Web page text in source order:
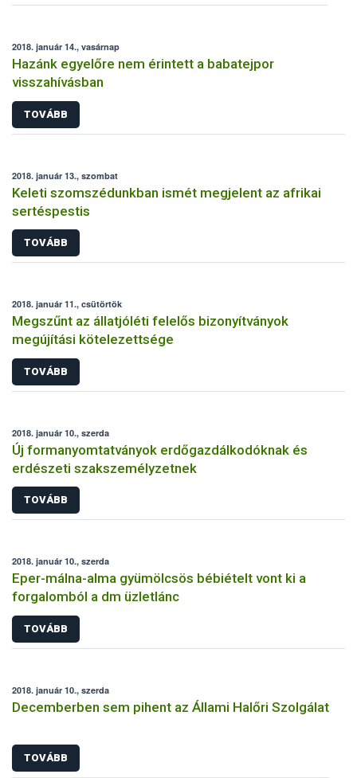
2018. január 14., vasárnap
Hazánk egyelőre nem érintett a babatejpor
visszahívásban
TOVÁBB
2018. január 13., szombat
Keleti szomszédunkban ismét megjelent az afrikai
sertéspestis
TOVÁBB
2018. január 11., csütörtök
Megszűnt az állatjóléti felelős bizonyítványok
megújítási kötelezettsége
TOVÁBB
2018. január 10., szerda
Új formanyomtatványok erdőgazdálkodóknak és
erdészeti szakszemélyzetnek
TOVÁBB
2018. január 10., szerda
Eper-málna-alma gyümölcsös bébiételt vont ki a
forgalomból a dm üzletlánc
TOVÁBB
2018. január 10., szerda
Decemberben sem pihent az Állami Halőri Szolgálat
TOVÁBB